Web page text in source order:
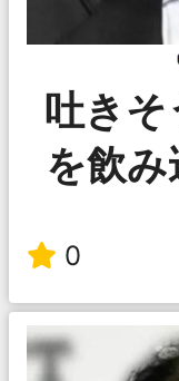
吐きそ
を飲み
0